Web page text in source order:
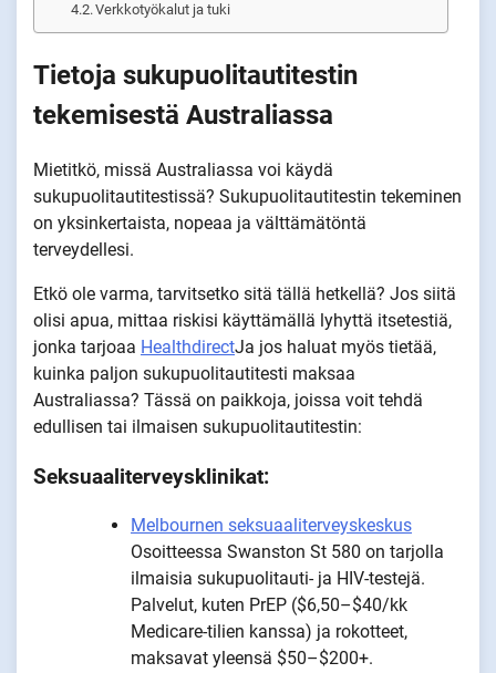
Verkkotyökalut ja tuki
Tietoja sukupuolitautitestin
tekemisestä Australiassa
Mietitkö, missä Australiassa voi käydä
sukupuolitautitestissä? Sukupuolitautitestin tekeminen
on yksinkertaista, nopeaa ja välttämätöntä
terveydellesi.
Etkö ole varma, tarvitsetko sitä tällä hetkellä? Jos siitä
olisi apua, mittaa riskisi käyttämällä lyhyttä itsetestiä,
jonka tarjoaa HealthdirectJa jos haluat myös tietää,
kuinka paljon sukupuolitautitesti maksaa
Australiassa? Tässä on paikkoja, joissa voit tehdä
edullisen tai ilmaisen sukupuolitautitestin:
Seksuaaliterveysklinikat:
Melbournen seksuaaliterveyskeskus
Osoitteessa Swanston St 580 on tarjolla
ilmaisia sukupuolitauti- ja HIV-testejä.
Palvelut, kuten PrEP ($6,50–$40/kk
Medicare-tilien kanssa) ja rokotteet,
maksavat yleensä $50–$200+.